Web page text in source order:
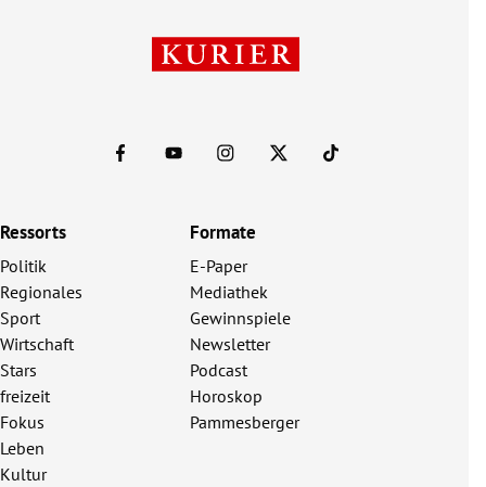
Ressorts
Politik
Regionales
Sport
Wirtschaft
Stars
freizeit
Fokus
Leben
Kultur
Formate
E-Paper
Mediathek
Gewinnspiele
Newsletter
Podcast
Horoskop
Pammesberger